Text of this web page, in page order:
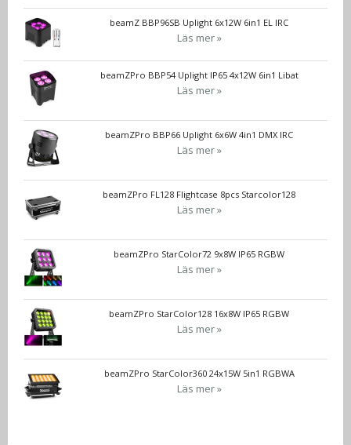
beamZ BBP96SB Uplight 6x12W 6in1 EL IRC
Läs mer »
beamZPro BBP54 Uplight IP65 4x12W 6in1 Libat
Läs mer »
beamZPro BBP66 Uplight 6x6W 4in1 DMX IRC
Läs mer »
beamZPro FL128 Flightcase 8pcs Starcolor128
Läs mer »
beamZPro StarColor72 9x8W IP65 RGBW
Läs mer »
beamZPro StarColor128 16x8W IP65 RGBW
Läs mer »
beamZPro StarColor360 24x15W 5in1 RGBWA
Läs mer »